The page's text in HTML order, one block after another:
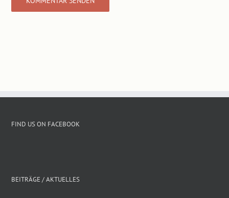
FIND US ON FACEBOOK
BEITRÄGE / AKTUELLES